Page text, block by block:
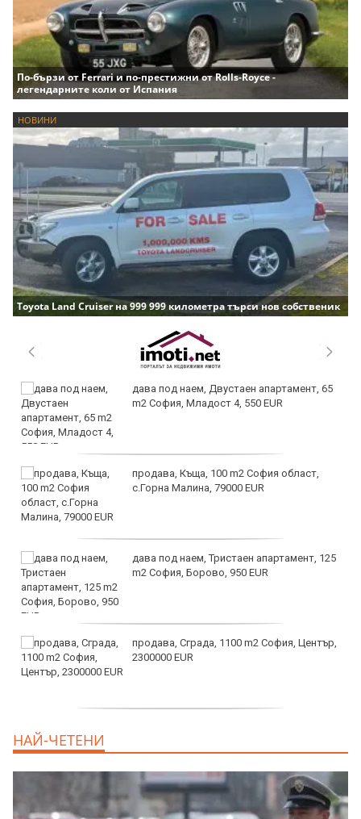
По-бързи от Ferrari и по-престижни от Rolls-Royce -
легендарните коли от Испания
НОВИНИ
Toyota Land Cruiser на 999 999 километра търси нов собственик
дава под наем, Двустаен апартамент, 65
m2 София, Младост 4, 550 EUR
продава, Къща, 100 m2 София област,
с.Горна Малина, 79000 EUR
дава под наем, Тристаен апартамент, 125
m2 София, Борово, 950 EUR
продава, Сграда, 1100 m2 София, Център,
2300000 EUR
НАЙ-ЧЕТЕНИ